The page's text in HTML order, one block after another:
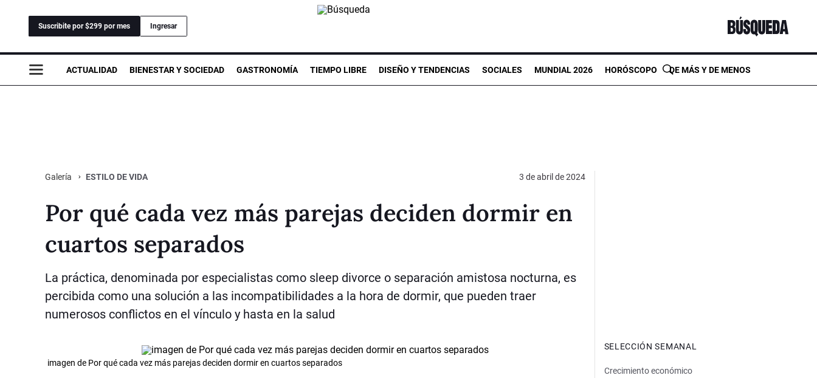
Suscribite por $299 por mes Ingresar
ACTUALIDAD BIENESTAR Y SOCIEDAD GASTRONOMÍA TIEMPO LIBRE DISEÑO Y TENDENCIAS SOCIALES MUNDIAL 2026 HORÓSCOPO DE MÁS Y DE MENOS
Galería ESTILO DE VIDA 3 de abril de 2024
Por qué cada vez más parejas deciden dormir en
cuartos separados
La práctica, denominada por especialistas como sleep divorce o separación amistosa nocturna, es
percibida como una solución a las incompatibilidades a la hora de dormir, que pueden traer
numerosos conflictos en el vínculo y hasta en la salud
imagen de Por qué cada vez más parejas deciden dormir en cuartos separados
SELECCIÓN SEMANAL
Crecimiento económico